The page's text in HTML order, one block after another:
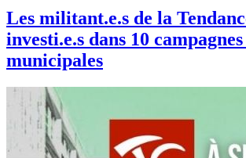
Les militant.e.s de la
investi.e.s dans 10
municipales